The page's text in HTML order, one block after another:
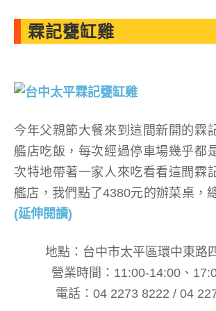
霖記甕缸雞
今年父親節大餐來到這間新開的霖
艦店吃飯，每次經過停車場幾乎都
次特地帶著一家人來吃看看這間霖
艦店，我們點了4380元的辦菜桌，
(延伸閱讀)
地點：台中市太平區環中東路
營業時間：11:00-14:00、
電話：04 2273 8222 / 04